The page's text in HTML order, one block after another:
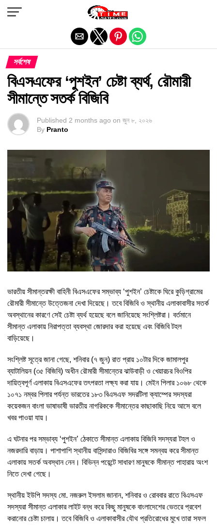
সর্বশেষ
বিএসএফের ‘পুশইন’ চেষ্টা ব্যর্থ, রৌমারী
সীমান্তে সতর্ক বিজিবি
Published 2 months ago on জুন ৮, ২০২৬
By Pranto
ভারতীয় সীমান্তরক্ষী বাহিনী বিএসএফের সম্ভাব্য ‘পুশইন’ চেষ্টাকে ঘিরে কুড়িগ্রামের
রৌমারী সীমান্তে উত্তেজনা দেখা দিয়েছে। তবে বিজিবি ও স্থানীয় এলাকাবাসীর সতর্ক
অবস্থানের কারণে সেই চেষ্টা ব্যর্থ হয়েছে বলে জানিয়েছে সংশ্লিষ্টরা। বর্তমানে
সীমান্ত এলাকায় নিরাপত্তা ব্যবস্থা জোরদার করা হয়েছে এবং বিজিবি টহল
বাড়িয়েছে।
সংশ্লিষ্ট সূত্রে জানা গেছে, শনিবার (৭ জুন) রাত প্রায় ১০টার দিকে জামালপুর
ব্যাটালিয়ন (৩৫ বিজিবি) অধীন রৌমারী সীমান্তের ঝাউবাড়ী ও খেয়ারচর বিওপির
দায়িত্বপূর্ণ এলাকায় বিএসএফের তৎপরতা লক্ষ্য করা যায়। মেইন পিলার ১০৬৮ থেকে
১০৭১ নম্বর পিলার পর্যন্ত ভারতের ১৮৩ বিএসএফ সদরটিলা ক্যাম্পের সদস্যরা
কয়েকজন বাংলা ভাষাভাষী ভারতীয় নাগরিককে সীমান্তের কাছাকাছি নিয়ে আসে বলে
খবর পাওয়া যায়।
এ ঘটনার পর সম্ভাব্য ‘পুশইন’ ঠেকাতে সীমান্ত এলাকায় বিজিবি সদস্যরা টহল ও
নজরদারি বাড়ায়। পাশাপাশি স্থানীয় বাসিন্দারাও বিজিবির সঙ্গে সমন্বয় করে সীমান্ত
এলাকায় সতর্ক অবস্থান নেন। বিভিন্ন পয়েন্টে সাধারণ মানুষকে সীমান্ত পাহারায় অংশ
নিতে দেখা গেছে।
স্থানীয় ইউপি সদস্য মো. নজরুল ইসলাম জানান, শনিবার ও রোববার রাতে বিএসএফ
সদস্যরা সীমান্ত এলাকার লাইট বন্ধ করে কিছু মানুষকে বাংলাদেশের ভেতরে প্রবেশ
করানোর চেষ্টা চালায়। তবে বিজিবি ও এলাকাবাসীর যৌথ প্রতিরোধের মুখে তারা সফল
Exit mobile version